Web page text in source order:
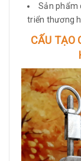
Sản phẩm
triển thương
CẤU TẠO